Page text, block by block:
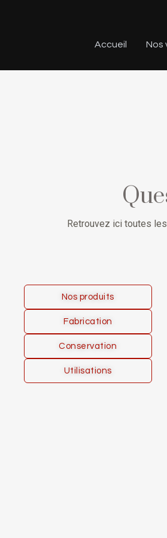
Accueil Nos
Retrouvez ici toutes
Nos produits
Fabrication
Conservation
Utilisations